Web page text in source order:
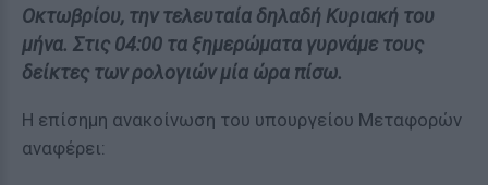
Οκτωβρίου, την τελευταία δηλαδή Κυριακή του
μήνα. Στις 04:00 τα ξημερώματα γυρνάμε τους
δείκτες των ρολογιών μία ώρα πίσω.
Η επίσημη ανακοίνωση του υπουργείου Μεταφορών
αναφέρει: